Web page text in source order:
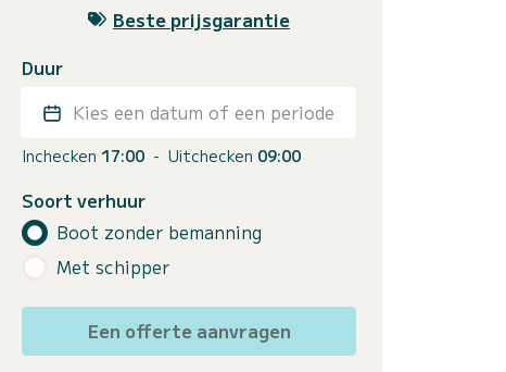
Beste prijsgarantie
Duur
Kies een datum of een periode
Inchecken 17:00 - Uitchecken 09:00
Soort verhuur
Boot zonder bemanning
Met schipper
Een offerte aanvragen